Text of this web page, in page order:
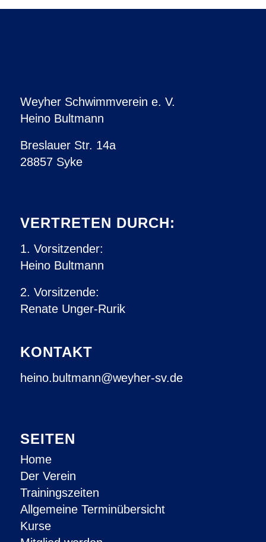
Weyher Schwimmverein e. V.
Heino Bultmann
Breslauer Str. 14a
28857 Syke
VERTRETEN DURCH:
1. Vorsitzender:
Heino Bultmann
2. Vorsitzende:
Renate Unger-Rurik
KONTAKT
heino.bultmann@weyher-sv.de
SEITEN
Home
Der Verein
Trainingszeiten
Allgemeine Terminübersicht
Kurse